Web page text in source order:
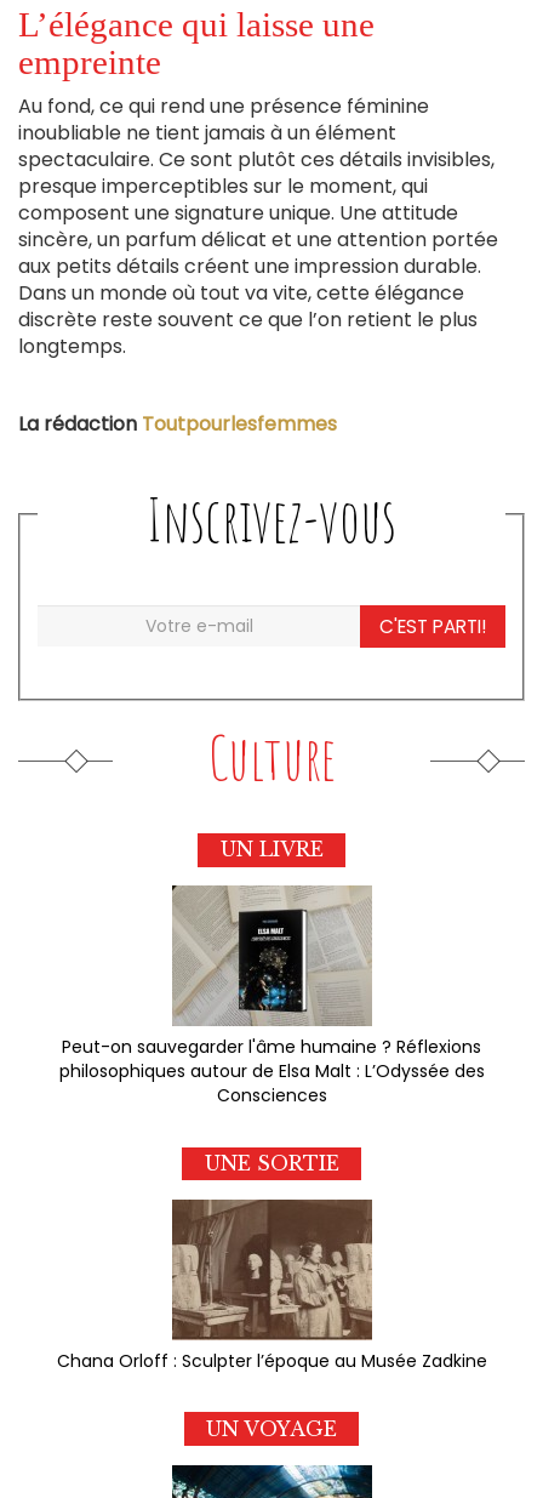
L’élégance qui laisse une
empreinte
Au fond, ce qui rend une présence féminine
inoubliable ne tient jamais à un élément
spectaculaire. Ce sont plutôt ces détails invisibles,
presque imperceptibles sur le moment, qui
composent une signature unique. Une attitude
sincère, un parfum délicat et une attention portée
aux petits détails créent une impression durable.
Dans un monde où tout va vite, cette élégance
discrète reste souvent ce que l’on retient le plus
longtemps.
La rédaction Toutpourlesfemmes
Inscrivez-vous
C'EST PARTI!
Culture
UN LIVRE
Peut-on sauvegarder l'âme humaine ? Réflexions
philosophiques autour de Elsa Malt : L’Odyssée des
Consciences
UNE SORTIE
Chana Orloff : Sculpter l’époque au Musée Zadkine
UN VOYAGE